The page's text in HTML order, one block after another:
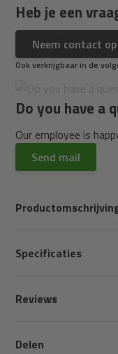
Heb je een
Neem contact op
Ook verkrijgbaar in de
Do you have a
Our employee is
Send mail
Specificaties
Reviews
Delen